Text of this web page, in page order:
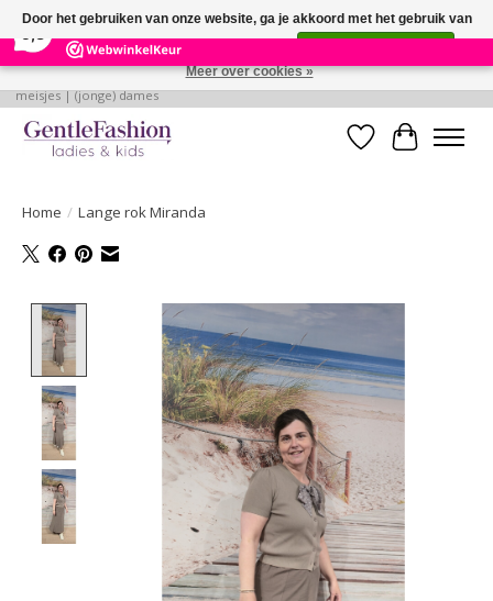
255 Reviews ×
Betaalbare, verantwoorde en style volle kleding voor baby's | jongens |
meisjes | (jonge) dames
Verlanglijst
Home / Lange rok Miranda
Product image slideshow Items
Door het gebruiken van onze website, ga je akkoord met het gebruik van
cookies om onze website te verbeteren.
Meer over cookies »